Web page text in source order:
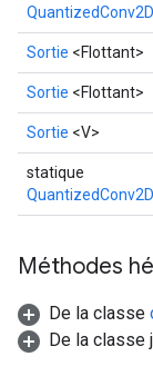
Sortie <Flottant>
Sortie <Flottant>
Sortie <V>
statique
Méthodes
De la classe
De la classe